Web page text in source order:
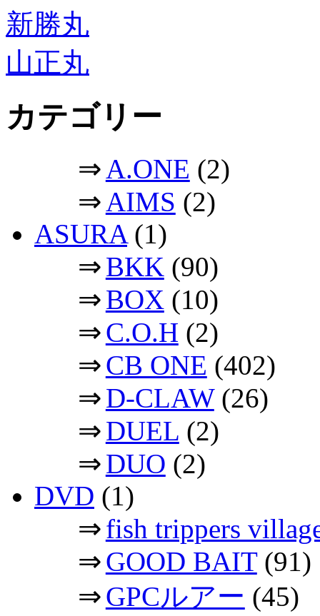
新勝丸
山正丸
カテゴリー
⇒A.ONE (2)
⇒AIMS (2)
ASURA(1)
⇒BKK (90)
⇒BOX (10)
⇒C.O.H (2)
⇒CB ONE (402)
⇒D-CLAW(26)
⇒DUEL (2)
⇒DUO (2)
DVD (1)
⇒fish trippers
⇒GOOD BAIT(91)
⇒GPCルアー (45)